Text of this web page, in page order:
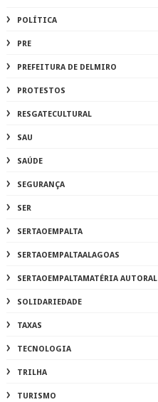
POLÍTICA
PRE
PREFEITURA DE DELMIRO
PROTESTOS
RESGATECULTURAL
SAU
SAÚDE
SEGURANÇA
SER
SERTAOEMPALTA
SERTAOEMPALTAALAGOAS
SERTAOEMPALTAMATÉRIA AUTORAL
SOLIDARIEDADE
TAXAS
TECNOLOGIA
TRILHA
TURISMO